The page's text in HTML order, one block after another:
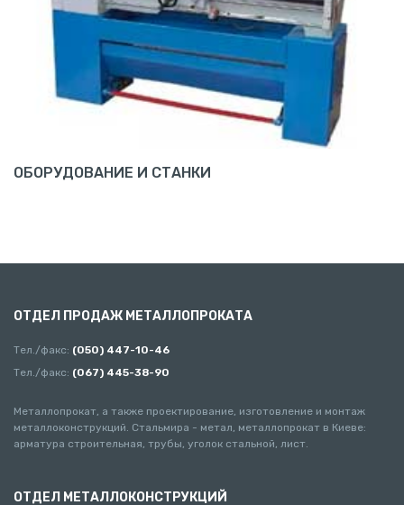
ОБОРУДОВАНИЕ И СТАНКИ
ОТДЕЛ ПРОДАЖ МЕТАЛЛОПРОКАТА
Тел./факс: (050) 447-10-46
Тел./факс: (067) 445-38-90
Металлопрокат, а также проектирование, изготовление и монтаж
металлоконструкций. Стальмира - метал, металлопрокат в Киеве:
арматура строительная, трубы, уголок стальной, лист.
ОТДЕЛ МЕТАЛЛОКОНСТРУКЦИЙ